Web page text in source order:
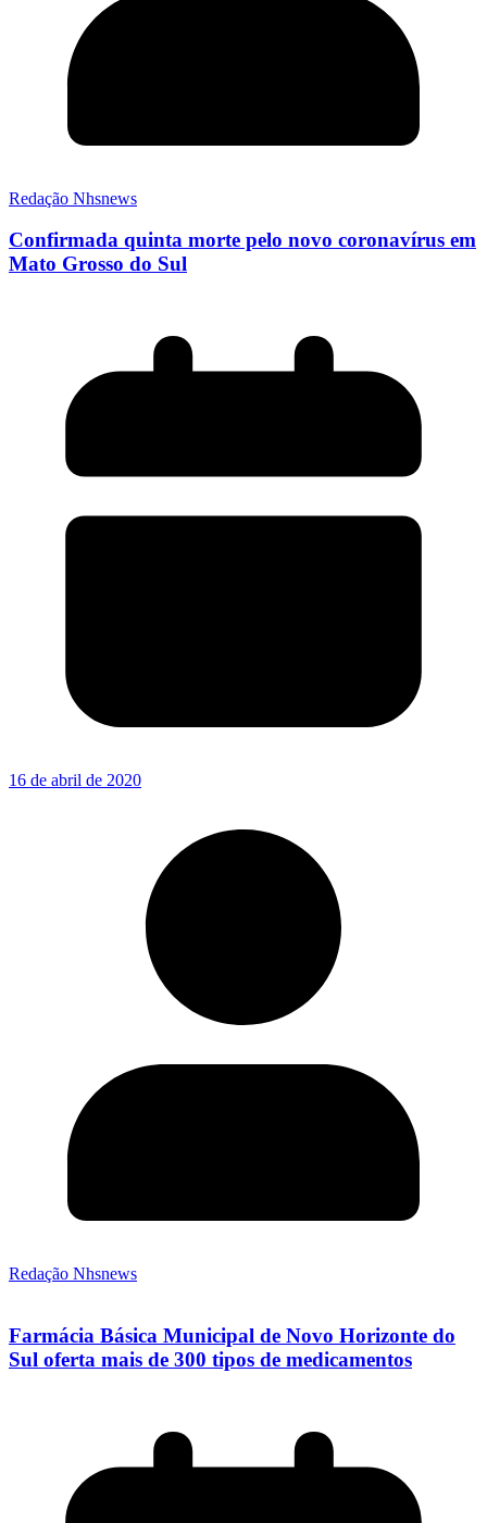
Redação Nhsnews
Confirmada quinta morte pelo novo coronavírus em
Mato Grosso do Sul
16 de abril de 2020
Redação Nhsnews
Farmácia Básica Municipal de Novo Horizonte do
Sul oferta mais de 300 tipos de medicamentos